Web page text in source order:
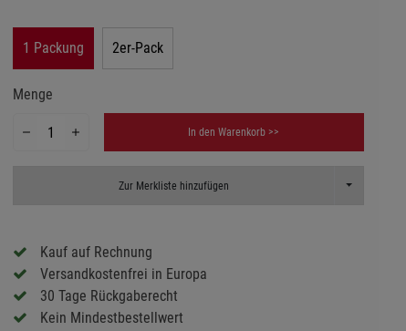
1 Packung 2er-Pack
Menge
In den Warenkorb >>
Zur Merkliste hinzufügen Toggle
Kauf auf Rechnung
Versandkostenfrei in Europa
30 Tage Rückgaberecht
Kein Mindestbestellwert